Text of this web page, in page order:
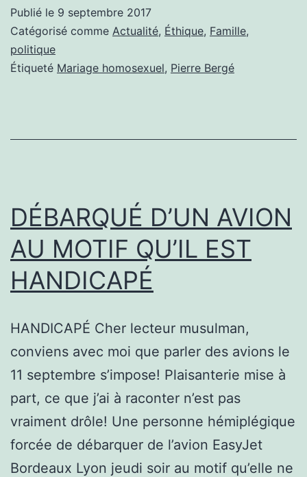
CARNET
Publié le 9 septembre 2017
Catégorisé comme Actualité, Éthique, Famille,
politique
Étiqueté Mariage homosexuel, Pierre Bergé
DÉBARQUÉ D’UN AVION
AU MOTIF QU’IL EST
HANDICAPÉ
HANDICAPÉ Cher lecteur musulman,
conviens avec moi que parler des avions le
11 septembre s’impose! Plaisanterie mise à
part, ce que j’ai à raconter n’est pas
vraiment drôle! Une personne hémiplégique
forcée de débarquer de l’avion EasyJet
Bordeaux Lyon jeudi soir au motif qu’elle ne